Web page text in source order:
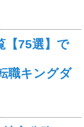
【75選】で
職キングダ